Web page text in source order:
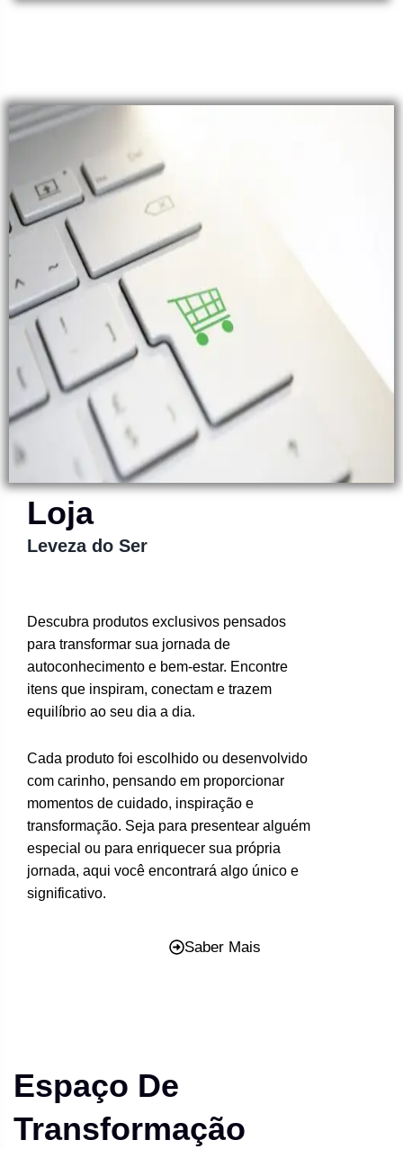
Loja
Leveza do Ser
Descubra produtos exclusivos pensados
para transformar sua jornada de
autoconhecimento e bem-estar. Encontre
itens que inspiram, conectam e trazem
equilíbrio ao seu dia a dia.
Cada produto foi escolhido ou desenvolvido
com carinho, pensando em proporcionar
momentos de cuidado, inspiração e
transformação. Seja para presentear alguém
especial ou para enriquecer sua própria
jornada, aqui você encontrará algo único e
significativo.
Saber Mais
Espaço De
Transformação